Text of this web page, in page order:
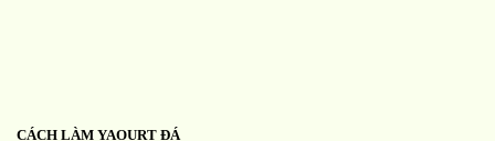
CÁCH LÀM YAOURT ĐÁ